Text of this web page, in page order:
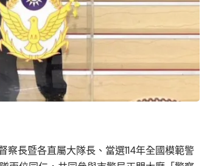
長暨各直屬大隊長、當選114年全國模範警